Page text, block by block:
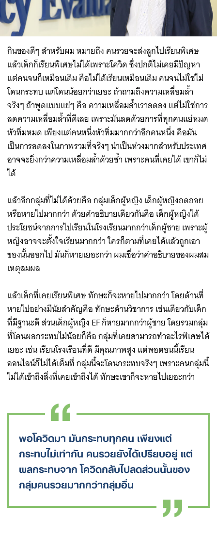
Search
for:
กินของดีๆ สำหรับผม หมายถึง คนรวยจะส่งลูกไปเรียนพิเศษ
แล้วเด็กก็เรียนพิเศษไม่ได้เพราะโควิด ซึ่งปกติไม่เคยมีปัญหา
แต่คนจนก็เหมือนเดิม คือไม่ได้เรียนเหมือนเดิม คนจนไม่ใช่ไม่
โดนกระทบ แต่โดนน้อยกว่าเยอะ ถ้าถามถึงความเหลื่อมล้ำ
จริงๆ ถ้าพูดแบบแย่ๆ คือ ความเหลื่อมล้ำเราลดลง แต่ไม่ใช่การ
ลดความเหลื่อมล้ำที่ดีเลย เพราะมันลดด้วยการที่ทุกคนแย่หมด
หัวทิ่มหมด เพียงแต่คนหนึ่งหัวทิ่มมากกว่าอีกคนหนึ่ง คือมัน
เป็นการลดลงในภาพรวมที่จริงๆ น่าเป็นห่วงมากสำหรับประเทศ
อาจจะยิ่งกว่าความเหลื่อมล้ำด้วยซ้ำ เพราะคนที่เคยได้ เขาก็ไม่
ได้
แล้วอีกกลุ่มที่ไม่ได้ด้วยคือ กลุ่มเด็กผู้หญิง เด็กผู้หญิงถดถอย
หรือหายไปมากกว่า ด้วยคำอธิบายเดียวกันคือ เด็กผู้หญิงได้
ประโยชน์จากการไปเรียนในโรงเรียนมากกว่าเด็กผู้ชาย เพราะผู้
หญิงอาจจะตั้งใจเรียนมากกว่า ใครก็ตามที่เคยได้แล้วถูกเอา
ของนั้นออกไป มันก็หายเยอะกว่า ผมเชื่อว่าคำอธิบายของผมสม
เหตุสมผล
แล้วเด็กที่เคยเรียนพิเศษ ทักษะก็จะหายไปมากกว่า โดยด้านที่
หายไปอย่างมีนัยสำคัญคือ ทักษะด้านวิชาการ เช่นเดียวกับเด็ก
ที่มีฐานะดี ส่วนเด็กผู้หญิง EF ก็หายมากกว่าผู้ชาย โดยรวมกลุ่ม
ที่โดนผลกระทบไม่น้อยก็คือ กลุ่มที่เคยสามารถทำอะไรพิเศษได้
เยอะ เช่น เรียนโรงเรียนที่ดี มีคุณภาพสูง แต่พอตอนนี้เรียน
ออนไลน์ก็ไม่ได้เต็มที่ กลุ่มนี้จะโดนกระทบจริงๆ เพราะคนกลุ่มนี้
ไม่ได้เข้าถึงสิ่งที่เคยเข้าถึงได้ ทักษะเขาก็จะหายไปเยอะกว่า
พอโควิดมา มันกระทบทุกคน เพียงแต่
กระทบไม่เท่ากัน คนรวยยังได้เปรียบอยู่ แต่
ผลกระทบจาก โควิดกลับไปลดส่วนนั้นของ
กลุ่มคนรวยมากกว่ากลุ่มอื่น